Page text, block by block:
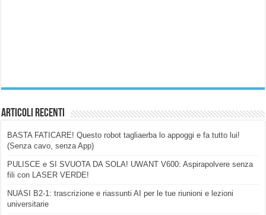
Articoli Recenti
BASTA FATICARE! Questo robot tagliaerba lo appoggi e fa tutto lui!
(Senza cavo, senza App)
PULISCE e SI SVUOTA DA SOLA! UWANT V600: Aspirapolvere senza
fili con LASER VERDE!
NUASI B2-1: trascrizione e riassunti AI per le tue riunioni e lezioni
universitarie